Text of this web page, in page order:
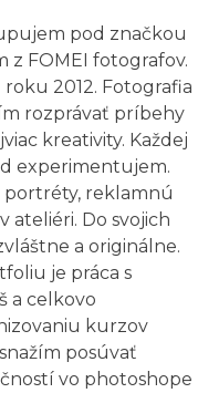
pod značkou
z FOMEI fotografov.
2012. Fotografia
rozprávať príbehy
kreativity. Každej
experimentujem.
reklamnú
ateliéri. Do svojich
a originálne.
je práca s
a celkovo
kurzov
posúvať
vo photoshope